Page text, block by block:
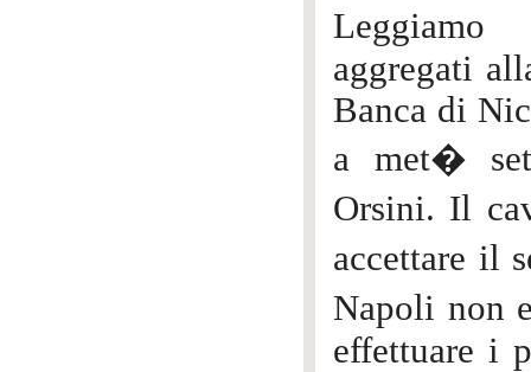
aggregati
Banca di
a met�
Orsini. Il
accettare il
Napoli non
effettuare i